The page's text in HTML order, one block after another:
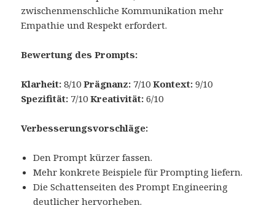
zwischenmenschliche Kommunikation mehr
Empathie und Respekt erfordert.
Bewertung des Prompts:
Klarheit: 8/10Prägnanz: 7/10Kontext: 9/10
Spezifität: 7/10Kreativität: 6/10
Verbesserungsvorschläge:
Den Prompt kürzer fassen.
Mehr konkrete Beispiele für Prompting liefern.
Die Schattenseiten des Prompt Engineering
deutlicher hervorheben.